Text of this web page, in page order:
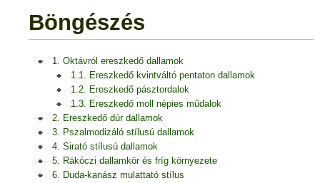
Böngészés
1. Oktávról ereszkedő dallamok
1.1. Ereszkedő kvintváltó pentaton dallamok
1.2. Ereszkedő pásztordalok
1.3. Ereszkedő moll népies műdalok
2. Ereszkedő dúr dallamok
3. Pszalmodizáló stílusú dallamok
4. Sirató stílusú dallamok
5. Rákóczi dallamkör és fríg környezete
6. Duda-kanász mulattató stílus